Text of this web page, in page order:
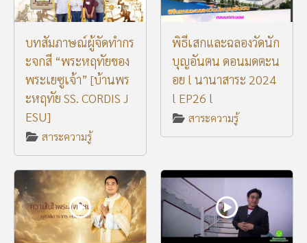
บทสัมภาษณ์ผู้จัดทำกร
ะจกสี “พระหฤทัยของ
พระเยซูเจ้า” [บ้านพร
ะหฤทัย SS. CORDIS J
ESU]
สาระความรู้
พิธีเสกและฉลองวัดนัก
บุญอันตน ดอนมดตะน
อย l นานาสาระ 2024
l EP26 l
สาระความรู้